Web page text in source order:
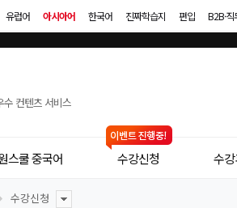
유럽어 아시아어 한국어 진짜학습지 편입 B2B·
스쿨 중국어 수강신청 수
수강신청